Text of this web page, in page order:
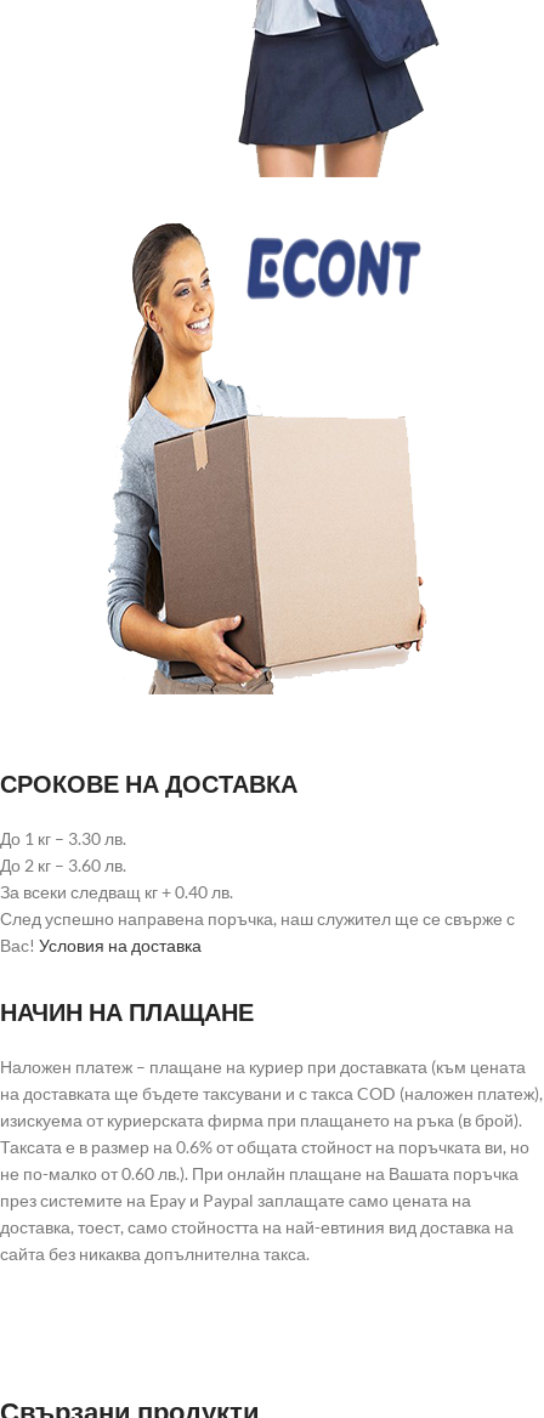
СРОКОВЕ НА ДОСТАВКА
До 1 кг – 3.30 лв.
До 2 кг – 3.60 лв.
За всеки следващ кг + 0.40 лв.
След успешно направена поръчка, наш служител ще се свърже с
Вас! Условия на доставка
НАЧИН НА ПЛАЩАНЕ
Наложен платеж – плащане на куриер при доставката (към цената
на доставката ще бъдете таксувани и с такса COD (наложен платеж),
изискуема от куриерската фирма при плащането на ръка (в брой).
Таксата е в размер на 0.6% от общата стойност на поръчката ви, но
не по-малко от 0.60 лв.). При онлайн плащане на Вашата поръчка
през системите на Epay и Paypal заплащате само цената на
доставка, тоест, само стойността на най-евтиния вид доставка на
сайта без никаква допълнителна такса.